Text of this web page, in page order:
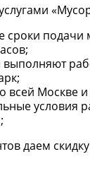
сроки
выполняют
всей Москве и
условия
даем